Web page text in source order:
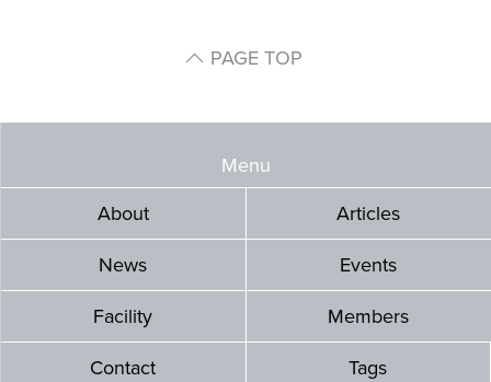
PAGE TOP
Menu
About
Articles
News Events
Facility Members
Contact Tags